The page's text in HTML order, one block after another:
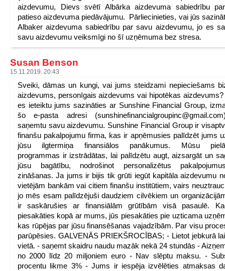
aizdevumu, Dievs svētī Albārka aizdevuma sabiedrību
patieso aizdevuma piedāvājumu. Pārliecinieties, vai jūs
Albaker aizdevuma sabiedrību par savu aizdevumu, jo es
savu aizdevumu veiksmīgi no šī uzņēmuma bez stresa.
Susan Benson
15.11.2019. 20:43
Sveiki, dāmas un kungi, vai jums steidzami nepieciešams
aizdevums, personīgais aizdevums vai hipotēkas
es ieteiktu jums sazināties ar Sunshine Financial Group,
šo e-pasta adresi
saņemtu savu aizdevumu. Sunshine Financial Group ir
finanšu pakalpojumu firma, kas ir apņēmusies palīdzēt jums
jūsu ilgtermiņa finansiālos panākumus. Mūsu
programmas ir izstrādātas, lai palīdzētu augt, aizsargāt un
jūsu bagātību, nodrošinot personalizētus
zināšanas. Ja jums ir bijis tik grūti iegūt kapitāla aizdevumu
vietējām bankām vai citiem finanšu institūtiem, vairs
jo mēs esam palīdzējuši daudziem cilvēkiem un
ir saskārušies ar finansiālām grūtībām visā pasaulē.
piesakāties kopā ar mums, jūs piesakāties pie uzticama
kas rūpējas par jūsu finansēšanas vajadzībām. Par visu
parūpēsies. GALVENĀS PRIEKŠROCĪBAS; - Lietot jebkurā
vietā. - saņemt skaidru naudu mazāk nekā 24 stundās -
no 2000 līdz 20 miljoniem euro - Nav slēptu maksu. -
procentu likme 3% - Jums ir iespēja izvēlēties atmaksas